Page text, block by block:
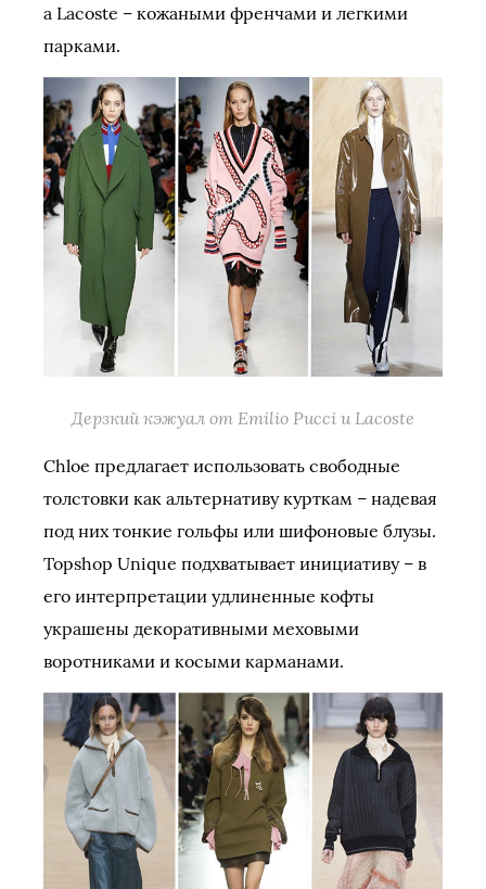
а Lacoste – кожаными френчами и легкими
парками.
Дерзкий кэжуал от Emilio Pucci и Lacoste
Chloe предлагает использовать свободные
толстовки как альтернативу курткам – надевая
под них тонкие гольфы или шифоновые блузы.
Topshop Unique подхватывает инициативу – в
его интерпретации удлиненные кофты
украшены декоративными меховыми
воротниками и косыми карманами.